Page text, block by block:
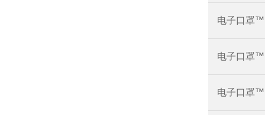
电子口罩™
电子口罩™
电子口罩